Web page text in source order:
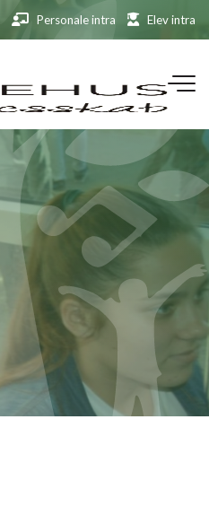
Personale intra Elev intra